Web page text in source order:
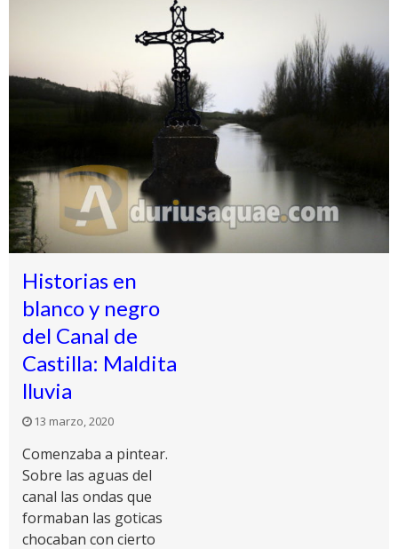
Historias en
blanco y negro
del Canal de
Castilla: Maldita
lluvia
13 marzo, 2020
Comenzaba a pintear.
Sobre las aguas del
canal las ondas que
formaban las goticas
chocaban con cierto